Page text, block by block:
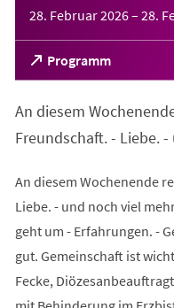
28. Februar 2026– 28.
Programm
(Öffnet
in
neuen
An diesem
Freundschaft. - Liebe.
An diesem Wochenende
Liebe. - und noch viel
geht um - Erfahrungen. -
gut. Gemeinschaft ist
Fecke,